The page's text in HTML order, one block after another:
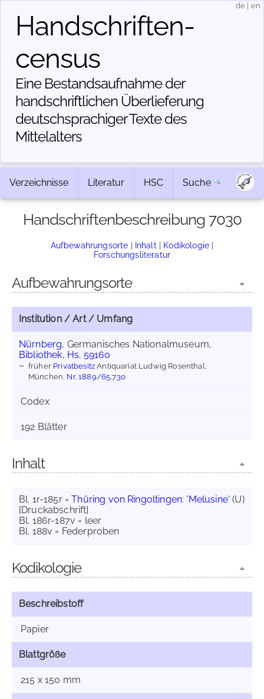
Handschriften­
census
Eine Bestandsaufnahme der
handschriftlichen Über­lieferung
deutschsprachiger Texte des
Mittelalters
de en
Verzeichnisse Literatur HSC Suche
Handschriftenbeschreibung 7030
Aufbewahrungsorte | Inhalt | Kodikologie |
Forschungsliteratur
Aufbewahrungsorte
Institution / Art / Umfang
Nürnberg, Germanisches Nationalmuseum,
Bibliothek, Hs. 59160
früher PrivatbesitzAntiquariat Ludwig Rosenthal,
München, Nr. 1889/65,730
Codex
192 Blätter
Inhalt
Bl. 1r-185r =Thüring von Ringoltingen: 'Melusine' (U)
[Druckabschrift]
Bl. 186r-187v = leer
Bl. 188v = Federproben
Kodikologie
Beschreibstoff
Papier
Blattgröße
215 x 150 mm